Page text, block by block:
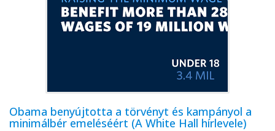
Obama benyújtotta a törvényt és kampányol a
minimálbér emeléséért (A White Hall hírlevele)